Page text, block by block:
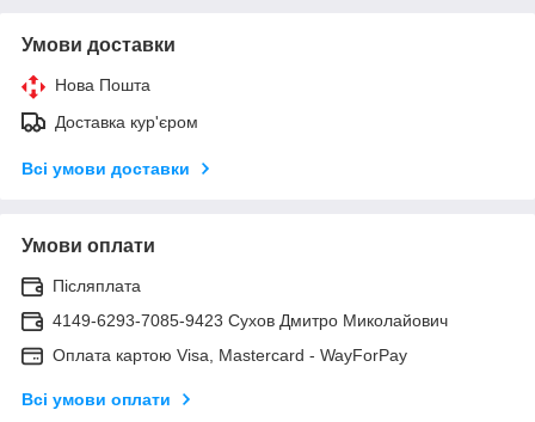
Умови доставки
Нова Пошта
Доставка кур'єром
Всі умови доставки
Умови оплати
Післяплата
4149-6293-7085-9423 Сухов Дмитро Миколайович
Оплата картою Visa, Mastercard - WayForPay
Всі умови оплати